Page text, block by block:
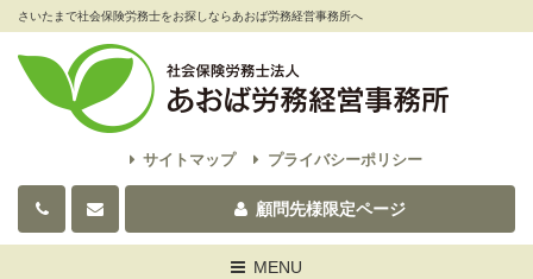
さいたまで社会保険労務士をお探しならあおば労務経営事務所へ
サイトマップ プライバシーポリシー
顧問先様限定ページ
ToggleMENU